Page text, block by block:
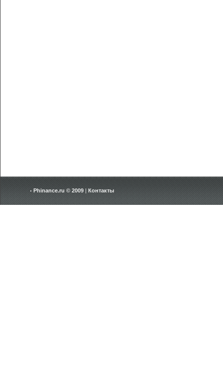
Phinance.ru © 2009 | Контакты